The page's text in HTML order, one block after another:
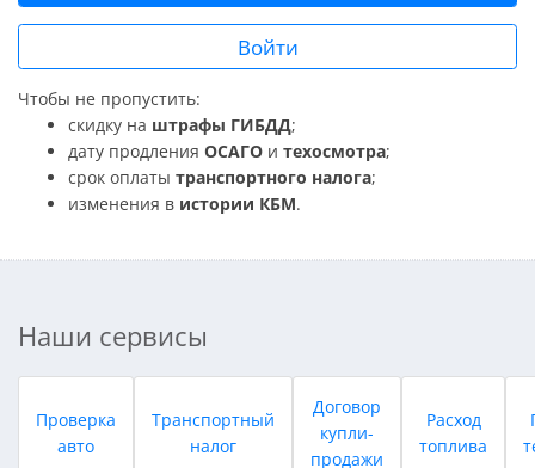
Войти
Чтобы не пропустить:
скидку на штрафы ГИБДД;
дату продления ОСАГО и техосмотра;
срок оплаты транспортного налога;
изменения в истории КБМ.
Наши сервисы
Проверка
авто
Транспортный
налог
Договор
купли-
продажи
Расход
топлива